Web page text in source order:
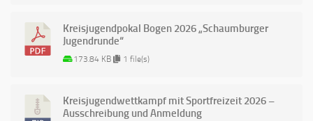
Kreisjugendpokal Bogen 2026 „Schaumburger
Jugendrunde“
173.84 KB 1 file(s)
Kreisjugendwettkampf mit Sportfreizeit 2026 –
Ausschreibung und Anmeldung